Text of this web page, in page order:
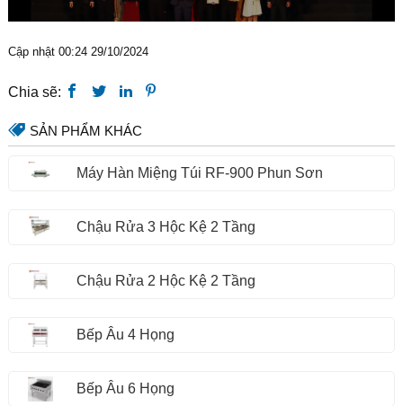
Cập nhật 00:24 29/10/2024
Chia sẽ:
SẢN PHẨM KHÁC
Máy Hàn Miệng Túi RF-900 Phun Sơn
Chậu Rửa 3 Hộc Kệ 2 Tầng
Chậu Rửa 2 Hộc Kệ 2 Tầng
Bếp Âu 4 Họng
Bếp Âu 6 Họng